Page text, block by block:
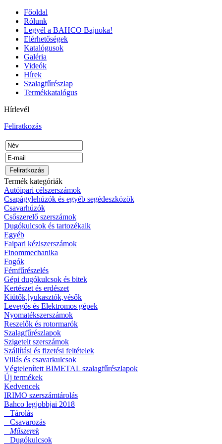
Főoldal
Rólunk
Legyél a BAHCO Bajnoka!
Elérhetőségek
Katalógusok
Galéria
Videók
Hírek
Szalagfűrészlap
Termékkatalógus
Hírlevél
Feliratkozás
Termék kategóriák
Autóipari célszerszámok
Csapágylehúzók és egyéb segédeszközök
Csavarhúzók
Csőszerelő szerszámok
Dugókulcsok és tartozékaik
Egyéb
Faipari kéziszerszámok
Finommechanika
Fogók
Fémfűrészelés
Gépi dugókulcsok és bitek
Kertészet és erdészet
Kiütők,lyukasztók,vésők
Levegős és Elektromos gépek
Nyomatékszerszámok
Reszelők és rotormarók
Szalagfűrészlapok
Szigetelt szerszámok
Szállítási és fizetési feltételek
Villás és csavarkulcsok
Végtelenített BIMETAL szalagfűrészlapok
Új termékek
Kedvencek
IRIMO szerszámtárolás
Bahco legjobbjai 2018
Tárolás
Csavarozás
Műszerek
Dugókulcsok